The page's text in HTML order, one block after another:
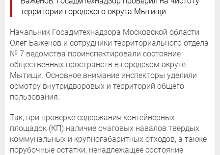
территории городского округа Мытищи
Начальник Госадмтехнадзора Московской области
Олег Баженов и сотрудники территориального отдела
№ 7 ведомства проинспектировали состояние
общественных пространств в городском округе
Мытищи. Основное внимание инспекторы уделили
осмотру внутридворовых и территорий общего
пользования.
Так, при проверке содержания контейнерных
площадок (КП) наличие очаговых навалов твердых
коммунальных и крупногабаритных отходов, а также
порубочные остатки, ненадлежащее состояние